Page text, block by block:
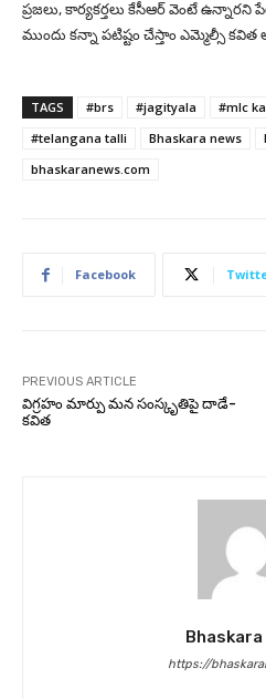
ప్రజలు, కార్యకర్తలు కేసీఆర్ వెంటే ఉన్నారని
ముందు కన్నా పటిష్టం చేస్తాం ఎమ్మెల్సీ కవిత
TAGS #brs #jagityala
#mlc
#telangana talli
Bhaskara news
bhaskaranews.com
Facebook
PREVIOUS ARTICLE
విగ్రహం మార్పు మన సంస్కృతిపై దాడే-
కవిత
Bhaskara
https://